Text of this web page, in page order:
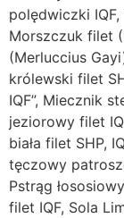
polędwiczki IQF,
Morszczuk filet
(Merluccius
królewski filet
IQF”, Miecznik
jeziorowy filet
biała filet SHP,
tęczowy
Pstrąg
filet IQF, Sola